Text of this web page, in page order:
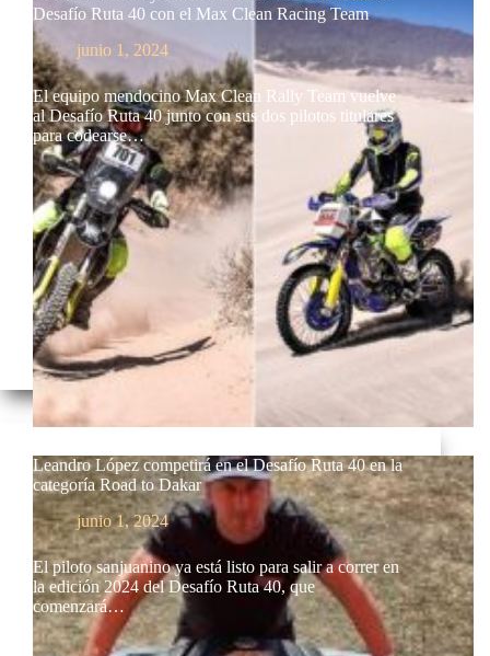
Desafío Ruta 40 con el Max Clean Racing Team
junio 1, 2024
El equipo mendocino Max Clean Rally Team vuelve
al Desafío Ruta 40 junto con sus dos pilotos titulares
para codearse…
Leandro López competirá en el Desafío Ruta 40 en la
categoría Road to Dakar
junio 1, 2024
El piloto sanjuanino ya está listo para salir a correr en
la edición 2024 del Desafío Ruta 40, que
comenzará…